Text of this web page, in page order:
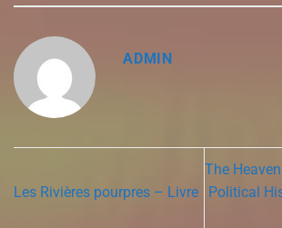
ADMIN
Les Rivières pourpres – Livre
The
Political